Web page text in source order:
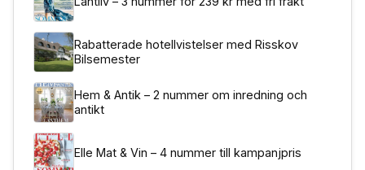
Rabatterade hotellvistelser med Risskov
Bilsemester
Hem & Antik – 2 nummer om inredning och
antikt
Elle Mat & Vin – 4 nummer till kampanjpris